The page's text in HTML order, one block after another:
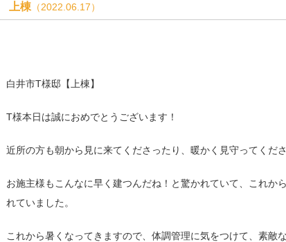
上棟 （2022.06.17）
白井市T様邸【上棟】
T様本日は誠におめでとうございます！
近所の方も朝から見に来てくださったり、暖かく見守ってくだ
お施主様もこんなに早く建つんだね！と驚かれていて、これか
れていました。
これから暑くなってきますので、体調管理に気をつけて、素敵